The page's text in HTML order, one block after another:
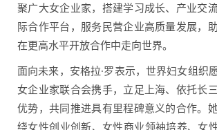
聚广大女企业家，搭建学习成长、产业交
际合作平台，服务民营企业高质量发展，
在更高水平开放合作中走向世界。
面向未来，安格拉·罗表示，世界妇女组织
女企业家联合会携手，立足上海、依托长
优势，共同推进具有里程碑意义的合作。
绕女性创业创新、女性商业领袖培养、女